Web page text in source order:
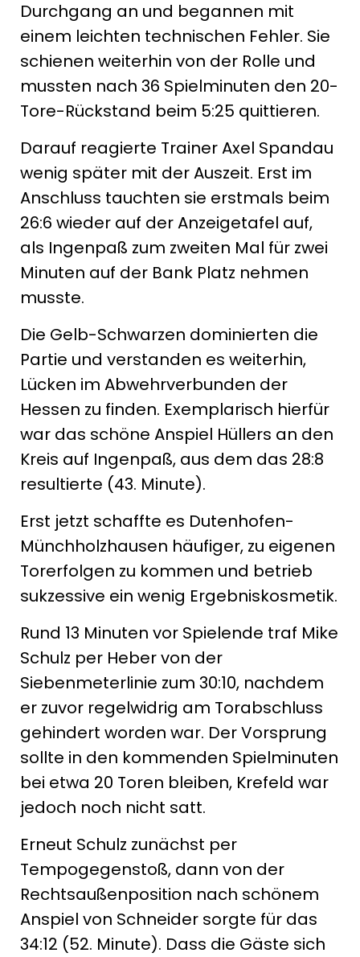
Durchgang an und begannen mit
einem leichten technischen Fehler. Sie
schienen weiterhin von der Rolle und
mussten nach 36 Spielminuten den 20-
Tore-Rückstand beim 5:25 quittieren.
Darauf reagierte Trainer Axel Spandau
wenig später mit der Auszeit. Erst im
Anschluss tauchten sie erstmals beim
26:6 wieder auf der Anzeigetafel auf,
als Ingenpaß zum zweiten Mal für zwei
Minuten auf der Bank Platz nehmen
musste.
Die Gelb-Schwarzen dominierten die
Partie und verstanden es weiterhin,
Lücken im Abwehrverbunden der
Hessen zu finden. Exemplarisch hierfür
war das schöne Anspiel Hüllers an den
Kreis auf Ingenpaß, aus dem das 28:8
resultierte (43. Minute).
Erst jetzt schaffte es Dutenhofen-
Münchholzhausen häufiger, zu eigenen
Torerfolgen zu kommen und betrieb
sukzessive ein wenig Ergebniskosmetik.
Rund 13 Minuten vor Spielende traf Mike
Schulz per Heber von der
Siebenmeterlinie zum 30:10, nachdem
er zuvor regelwidrig am Torabschluss
gehindert worden war. Der Vorsprung
sollte in den kommenden Spielminuten
bei etwa 20 Toren bleiben, Krefeld war
jedoch noch nicht satt.
Erneut Schulz zunächst per
Tempogegenstoß, dann von der
Rechtsaußenposition nach schönem
Anspiel von Schneider sorgte für das
34:12 (52. Minute). Dass die Gäste sich